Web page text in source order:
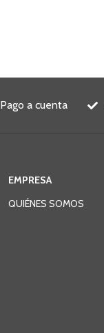
Pago a cuenta
EMPRESA
QUIÉNES SOMOS